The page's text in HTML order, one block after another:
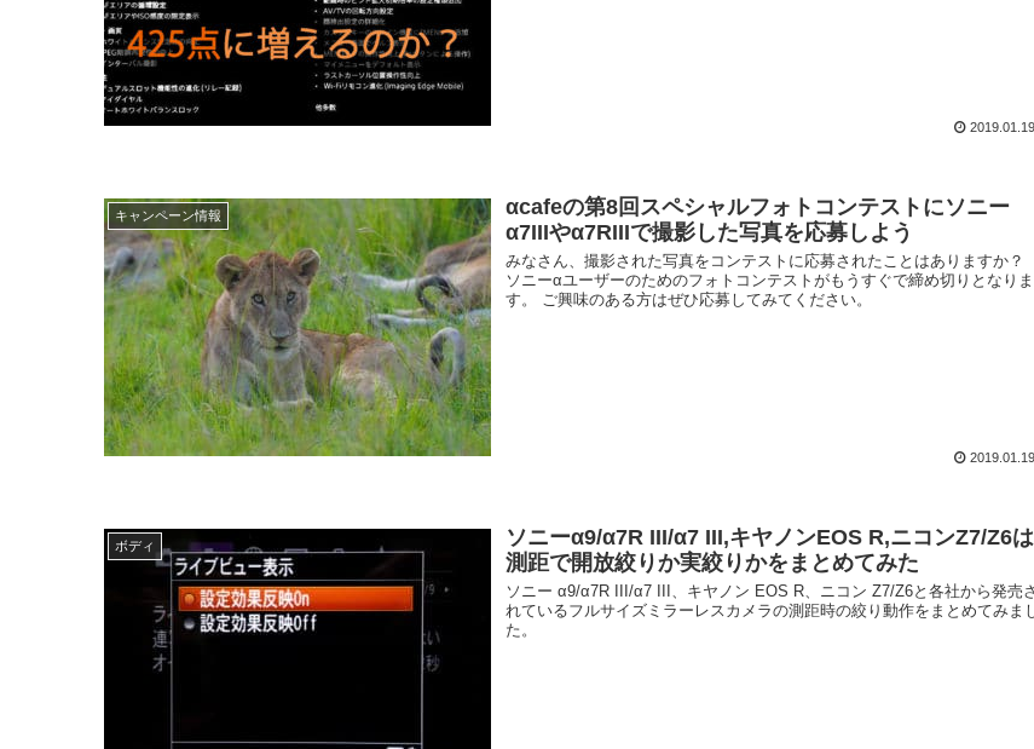
2019.01.19
キャンペーン情報
αcafeの第8回スペシャルフォトコンテストにソニー
α7IIIやα7RIIIで撮影した写真を応募しよう
みなさん、撮影された写真をコンテストに応募されたことはありますか？
ソニーαユーザーのためのフォトコンテストがもうすぐで締め切りとなりま
す。 ご興味のある方はぜひ応募してみてください。
2019.01.19
ボディ
ソニーα9/α7R III/α7 III,キヤノンEOS R,ニコンZ7/Z6は
測距で開放絞りか実絞りかをまとめてみた
ソニー α9/α7R III/α7 III、キヤノン EOS R、ニコン Z7/Z6と各社から発売さ
れているフルサイズミラーレスカメラの測距時の絞り動作をまとめてみま
た。